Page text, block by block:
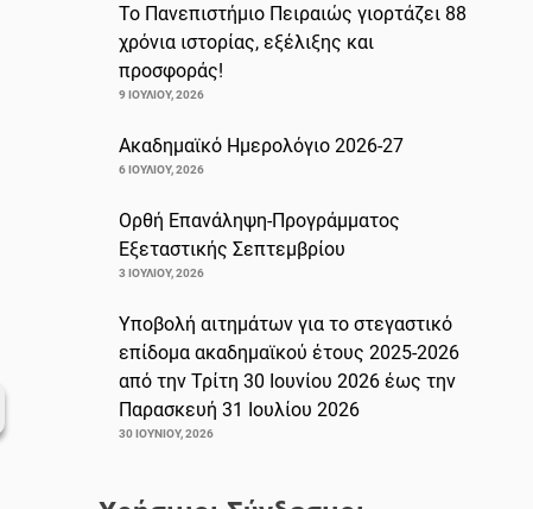
Το Πανεπιστήμιο Πειραιώς γιορτάζει 88
χρόνια ιστορίας, εξέλιξης και
προσφοράς!
9 ΙΟΥΛΊΟΥ, 2026
Ακαδημαϊκό Ημερολόγιο 2026-27
6 ΙΟΥΛΊΟΥ, 2026
Ορθή Επανάληψη-Προγράμματος
Εξεταστικής Σεπτεμβρίου
3 ΙΟΥΛΊΟΥ, 2026
Υποβολή αιτημάτων για το στεγαστικό
επίδομα ακαδημαϊκού έτους 2025-2026
από την Τρίτη 30 Ιουνίου 2026 έως την
Παρασκευή 31 Ιουλίου 2026
30 ΙΟΥΝΊΟΥ, 2026